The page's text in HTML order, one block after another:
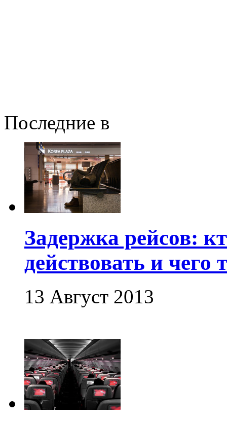
Последние в
Задержка рейсов:
действовать и чего
13 Август 2013